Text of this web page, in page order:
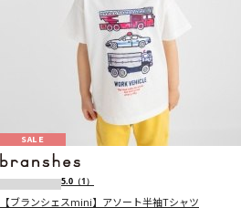
SALE
5.0 （1）
【ブランシェスmini】アソート半袖Tシャツ